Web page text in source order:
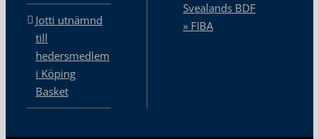
Jotti utnämnd
till
hedersmedlem
i Köping
Basket
Svealands BDF
» FIBA